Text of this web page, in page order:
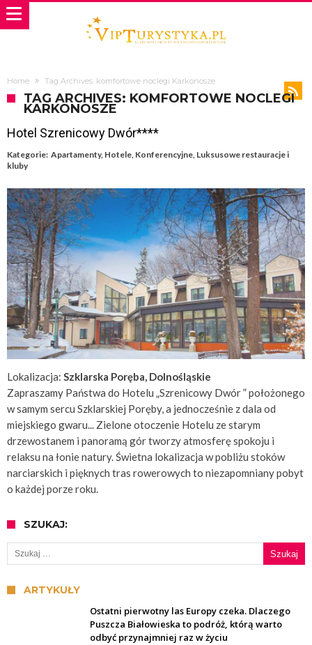
Home Tag Archives: komfortowe noclegi Karkonosze
TAG ARCHIVES: KOMFORTOWE NOCLEGI
KARKONOSZE
Hotel Szrenicowy Dwór****
Kategorie: Apartamenty, Hotele, Konferencyjne, Luksusowe restauracje i
kluby
Lokalizacja: Szklarska Poręba, Dolnośląskie
Zapraszamy Państwa do Hotelu „Szrenicowy Dwór ” położonego
w samym sercu Szklarskiej Poręby, a jednocześnie z dala od
miejskiego gwaru... Zielone otoczenie Hotelu ze starym
drzewostanem i panoramą gór tworzy atmosferę spokoju i
relaksu na łonie natury. Świetna lokalizacja w pobliżu stoków
narciarskich i pięknych tras rowerowych to niezapomniany pobyt
o każdej porze roku.
SZUKAJ:
Szukaj:
ARTYKUŁY
Ostatni pierwotny las Europy czeka. Dlaczego
Puszcza Białowieska to podróż, którą warto
odbyć przynajmniej raz w życiu